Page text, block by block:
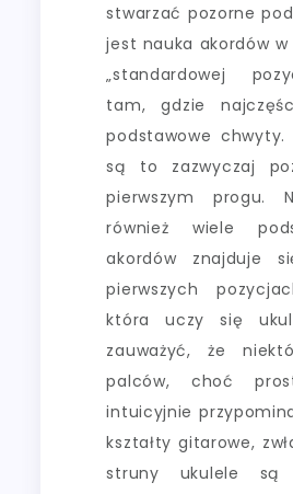
stwarzać pozorne
jest nauka akordów
„standardowej
tam, gdzie
podstawowe chwyty.
są to zazwyczaj
pierwszym progu.
również wiele
akordów znajduje
pierwszych
która uczy się
zauważyć, że
palców, choć
intuicyjnie
kształty gitarowe,
struny ukulele są